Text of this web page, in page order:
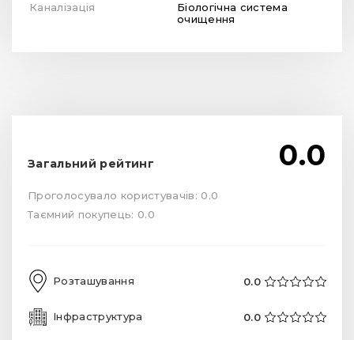
Каналізація
Біологічна система
очищення
Загальний рейтинг 0.0
Проголосувало користувачів: 0.0
Таємний покупець: 0.0
Розташування 0.0
Інфраструктура 0.0